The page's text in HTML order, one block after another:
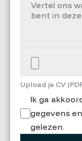
Upload je CV
Ik ga
gegevens
gelezen.